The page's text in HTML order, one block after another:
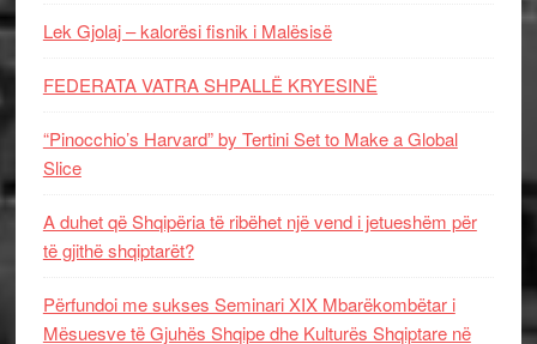
Lek Gjolaj – kalorësi fisnik i Malësisë
FEDERATA VATRA SHPALLË KRYESINË
“Pinocchio’s Harvard” by Tertini Set to Make a Global
Slice
A duhet që Shqipëria të ribëhet një vend i jetueshëm për
të gjithë shqiptarët?
Përfundoi me sukses Seminari XIX Mbarëkombëtar i
Mësuesve të Gjuhës Shqipe dhe Kulturës Shqiptare në